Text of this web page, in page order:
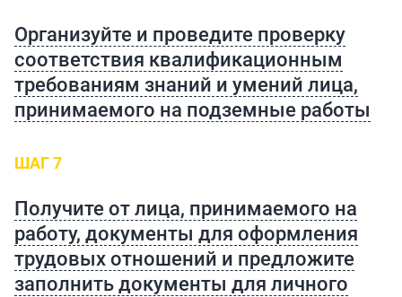
Организуйте и проведите проверку
соответствия квалификационным
требованиям знаний и умений лица,
принимаемого на подземные работы
ШАГ 7
Получите от лица, принимаемого на
работу, документы для оформления
трудовых отношений и предложите
заполнить документы для личного